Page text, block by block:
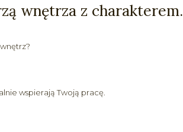
wnętrza z charakterem.
wspierają Twoją pracę.